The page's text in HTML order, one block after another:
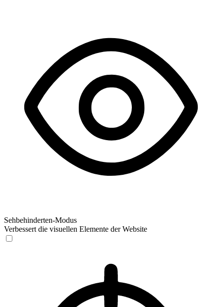
Sehbehinderten-Modus
Verbessert die visuellen Elemente der Website